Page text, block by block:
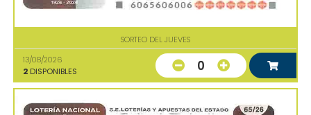
SORTEO DEL JUEVES
13/08/2026
2 DISPONIBLES 0